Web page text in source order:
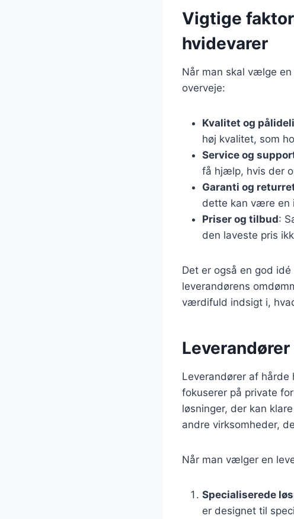
Vigtige
hvidevarer
Når man skal vælge
overveje:
Kvalitet og
høj kvalitet, som
Service og
få hjælp, hvis der
Garanti og
dette kan være en
Priser og tilbud:
den laveste pris
Det er også en god
leverandørens
værdifuld indsigt i,
Leverandører af
fokuserer på private
løsninger, der kan
andre virksomheder,
Når man vælger en
Specialiserede
er designet til